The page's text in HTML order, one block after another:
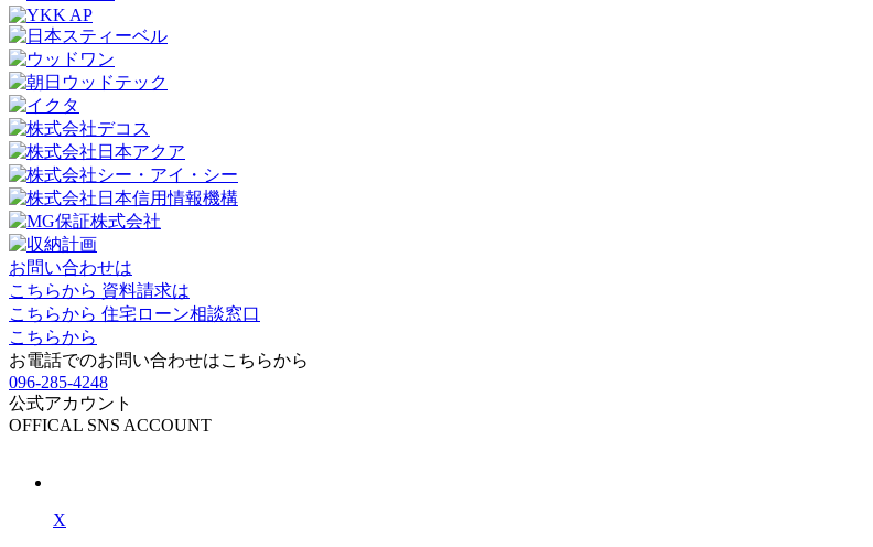
お問い合わせは
こちらから 資料請求は
こちらから 住宅ローン相談窓口
こちらから
お電話でのお問い合わせはこちらから
096-285-4248
公式アカウント
OFFICAL SNS ACCOUNT
X